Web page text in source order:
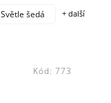
Světle šedá + další
Kód: 773